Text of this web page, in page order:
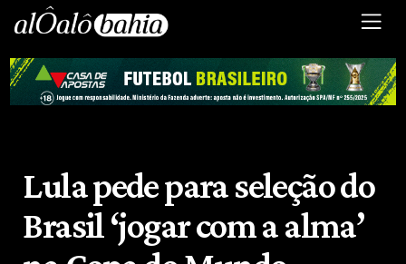
Lula pede para seleção do
Brasil ‘jogar com a alma’